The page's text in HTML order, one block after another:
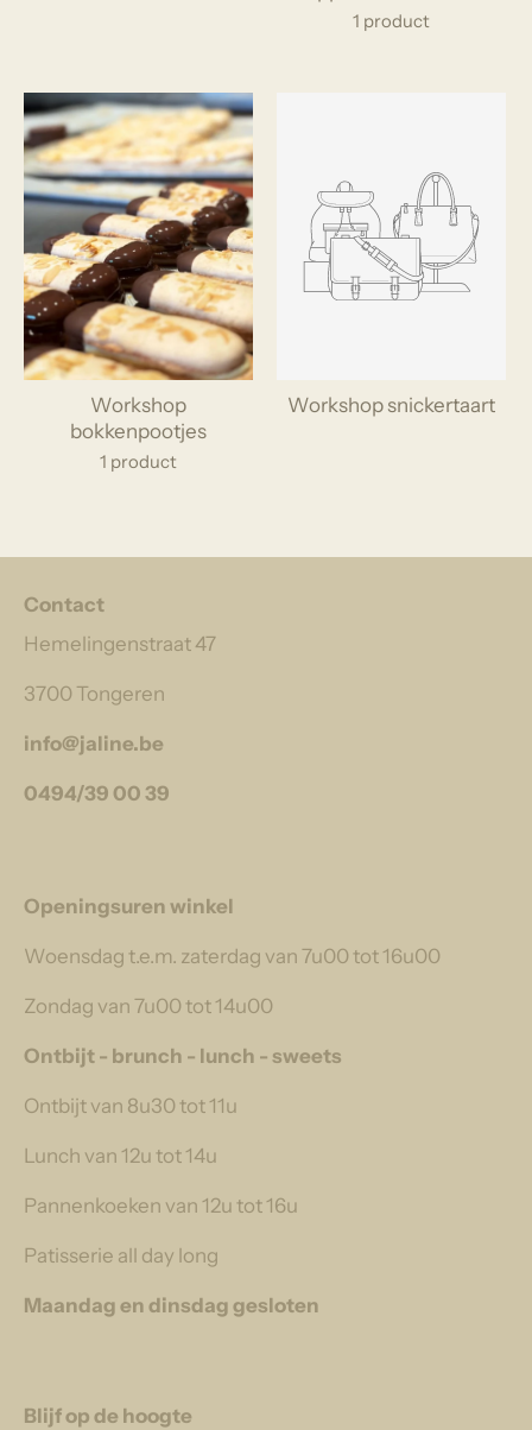
1 product
Workshop
bokkenpootjes
1 product
Workshop snickertaart
Contact
Hemelingenstraat 47
3700 Tongeren
info@jaline.be
0494/39 00 39
Openingsuren winkel
Woensdag t.e.m. zaterdag van 7u00 tot 16u00
Zondag van 7u00 tot 14u00
Ontbijt - brunch - lunch - sweets
Ontbijt van 8u30 tot 11u
Lunch van 12u tot 14u
Pannenkoeken van 12u tot 16u
Patisserie all day long
Maandag en dinsdag gesloten
Blijf op de hoogte